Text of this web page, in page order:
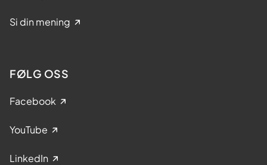
Si din mening
FØLG OSS
Facebook
YouTube
LinkedIn